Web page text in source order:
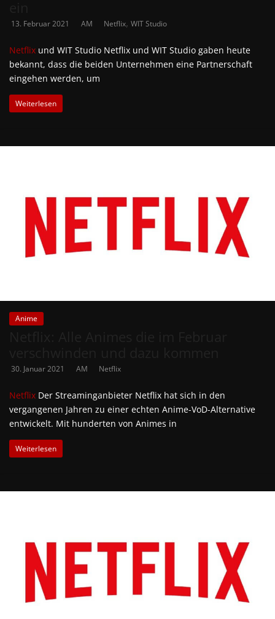
13. Februar 2021 AM Netflix, WIT Studio
Netflix und WIT Studio Netflix und WIT Studio gaben heute
bekannt, dass die beiden Unternehmen eine Partnerschaft
eingehen werden, um
Weiterlesen
Anime
30. Januar 2021 AM Netflix
Netflix Der Streaminganbieter Netflix hat sich in den
vergangenen Jahren zu einer echten Anime-VoD-Alternative
entwickelt. Mit hunderten von Animes in
Weiterlesen